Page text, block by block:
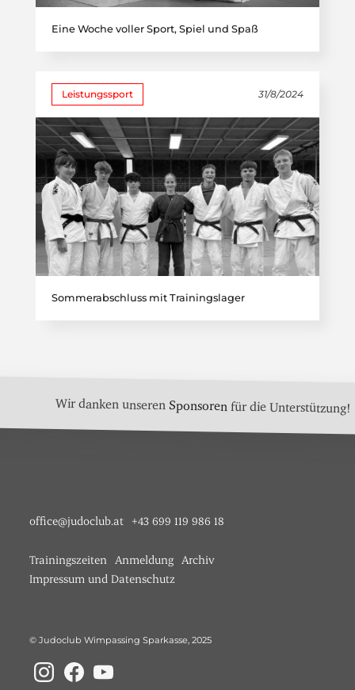
Eine Woche voller Sport, Spiel und Spaß
Leistungssport 31/8/2024
Sommerabschluss mit Trainingslager
Wir danken unseren Sponsoren für die Unterstützung!
office@judoclub.at +43 699 119 986 18
© Judoclub Wimpassing Sparkasse, 2025
Trainingszeiten Anmeldung Archiv
Impressum und Datenschutz